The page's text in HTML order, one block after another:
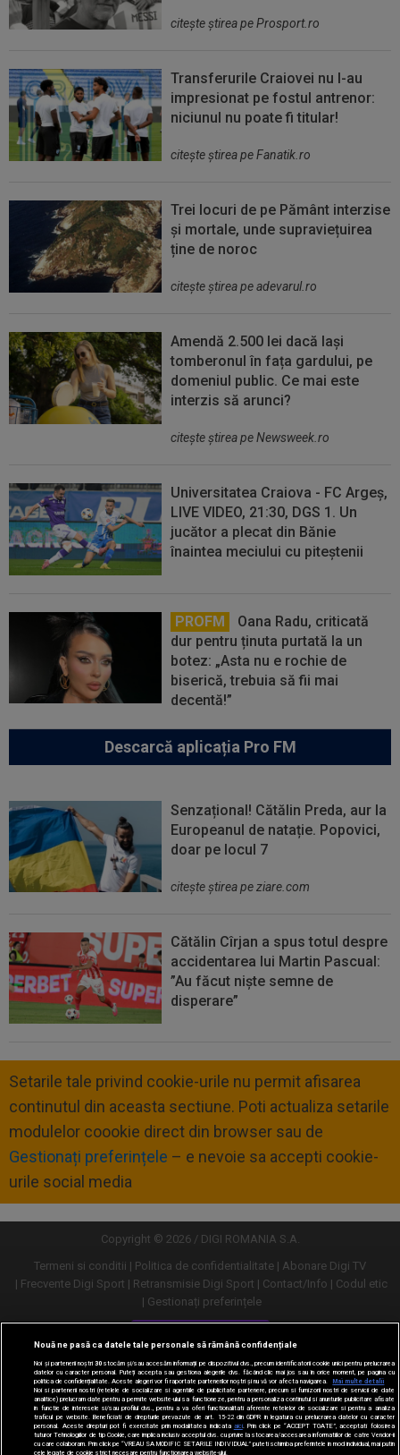
citeşte ştirea pe Prosport.ro
Transferurile Craiovei nu l-au
impresionat pe fostul antrenor:
niciunul nu poate fi titular!
citeşte ştirea pe Fanatik.ro
Trei locuri de pe Pământ interzise
și mortale, unde supraviețuirea
ține de noroc
citeşte ştirea pe adevarul.ro
Amendă 2.500 lei dacă lași
tomberonul în fața gardului, pe
domeniul public. Ce mai este
interzis să arunci?
citeşte ştirea pe Newsweek.ro
Universitatea Craiova - FC Argeș,
LIVE VIDEO, 21:30, DGS 1. Un
jucător a plecat din Bănie
înaintea meciului cu piteștenii
PROFM
Oana Radu, criticată
dur pentru ținuta purtată la un
botez: „Asta nu e rochie de
biserică, trebuia să fii mai
decentă!”
Descarcă aplicația Pro FM
Senzațional! Cătălin Preda, aur la
Europeanul de natație. Popovici,
doar pe locul 7
citeşte ştirea pe ziare.com
Cătălin Cîrjan a spus totul despre
accidentarea lui Martin Pascual:
”Au făcut niște semne de
disperare”
Setarile tale privind cookie-urile nu permit afisarea
continutul din aceasta sectiune. Poti actualiza setarile
modulelor coookie direct din browser sau de
Gestionați preferințele – e nevoie sa accepti cookie-
urile social media
Copyright © 2026 / DIGI ROMANIA S.A.
Termeni si conditii
Politica de confidentialitate
Abonare Digi TV
Frecvente Digi Sport
Retransmisie Digi Sport Contact/Info
Codul etic
Gestionați preferințele
Versiune desktop
Nouă ne pasă ca datele tale personale să rămână confidențiale
Noi și partenerii noștri30stocăm și/sau accesăm informații pe dispozitivul dvs., precum identificatorii cookie unici pentru prelucrarea
datelor cu caracter personal. Puteți accepta sau gestiona alegerile dvs. făcând clic mai jos sau în orice moment, pe pagina cu
politica de confidențialitate. Aceste alegeri vor fi raportate partenerilor noștri și nu vă vor afecta navigarea.
Mai multe detalii
Noi si partenerii nostri (retelele de socializare si agentiile de publicitate partenere, precum si furnizorii nostri de servicii de date
analitice) prelucram date pentru a permite website-ului sa functioneze, pentru a personaliza continutul si anunturile publicitare afisate
in functie de interesele si/sau profilul dvs., pentru a va oferi functionalitati aferente retelelor de socializare si pentru a analiza
traficul pe website. Beneficiati de drepturile prevazute de art. 15-22 din GDPR in legatura cu prelucrarea datelor cu caracter
personal. Aceste drepturi pot fi exercitate prin modalitatea indicata aici. Prin click pe “ACCEPT TOATE”, acceptati folosirea
tuturor Tehnologiilor de tip Cookie, care implica inclusiv acceptul dvs. cu privire la stocarea/accesarea informatiilor de catre Vendor-ii
cu care colaboram. Prin click pe “VREAU SA MODIFIC SETARILE INDIVIDUAL” puteti schimba preferintele in mod individual, mai putin
cele legate de cookie strict necesare pentru functionarea website-ului.